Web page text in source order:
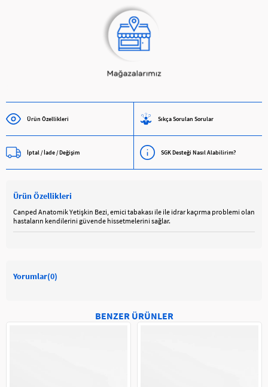
Ürün Özellikleri Sıkça Sorulan Sorular
İptal / İade / Değişim SGK Desteği Nasıl Alabilirim?
Ürün Özellikleri
Canped Anatomik Yetişkin Bezi, emici tabakası ile ile idrar kaçırma problemi olan
hastaların kendilerini güvende hissetmelerini sağlar.
Yorumlar(0)
BENZER ÜRÜNLER